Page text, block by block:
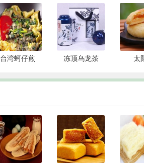
台湾蚵仔煎 冻顶乌龙茶 太